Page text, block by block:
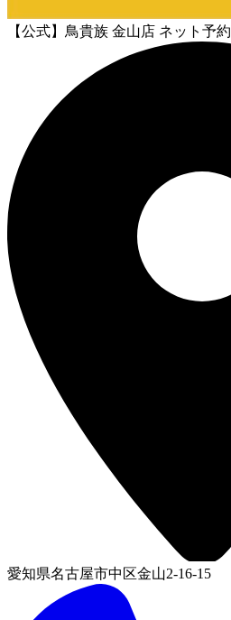
【公式】鳥貴族 金山店 ネット予約
愛知県名古屋市中区金山2-16-15